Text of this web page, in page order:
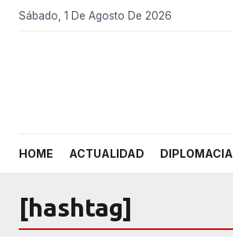
Sábado, 1 De Agosto De 2026
HOME ACTUALIDAD DIPLOMACIA
[hashtag]